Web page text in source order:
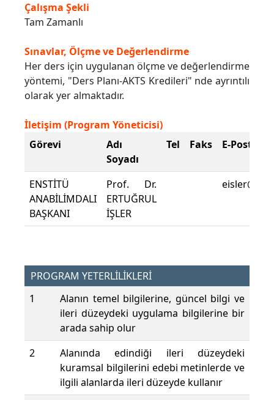
Çalışma Şekli
Tam Zamanlı
Sınavlar, Ölçme ve Değerlendirme
Her ders için uygulanan ölçme ve değerlendirme
yöntemi, "Ders Planı-AKTS Kredileri" nde ayrıntılı
olarak yer almaktadır.
İletişim (Program Yöneticisi)
Görevi
Adı
Soyadı
Tel Faks E-Posta
ENSTİTÜ
ANABİLİMDALI
BAŞKANI
Prof. Dr.
ERTUĞRUL
İŞLER
PROGRAM YETERLİLİKLERİ
1
Alanın temel bilgilerine, güncel bilgi ve
ileri düzeydeki uygulama bilgilerine bir
arada sahip olur
2
Alanında edindiği ileri düzeydeki
kuramsal bilgilerini edebi metinlerde ve
ilgili alanlarda ileri düzeyde kullanır